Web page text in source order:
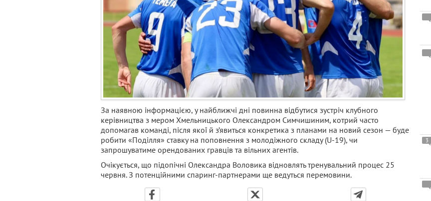
За наявною інформацією, у найближчі дні повинна відбутися зустріч клубного
керівництва з мером Хмельницького Олександром Симчишиним, котрий часто
допомагав команді, після якої й з’явиться конкретика з планами на новий сезон — буде
робити «Поділля» ставку на поповнення з молодіжного складу (U-19), чи
запрошуватиме орендованих гравців та вільних агентів.
Очікується, що підопічні Олександра Воловика відновлять тренувальний процес 25
червня. З потенційними спаринг-партнерами ще ведуться перемовини.
3